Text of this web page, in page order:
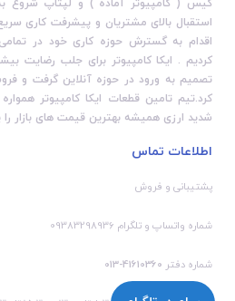
کیس ( کامپیوتر آماده ) و لپتاپ شروع
اقدام به گسترش حوزه کاری خود در تمامی
تصمیم به ورود در حوزه آنلاین گرفت و
کرد.تیم تامین قطعات ایکا کامپیوتر
شدید ارزی همیشه بهترین قیمت های بازار را
اطلاعات تماس
پشتیبانی و فروش
شماره واتساپ و تلگرام 09383298936
شماره دفتر 41610360-013